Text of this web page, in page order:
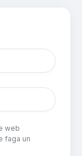
web
faga un